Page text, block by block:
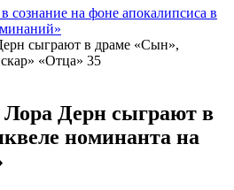
на фоне апокалипсиса в
Дерн сыграют в
номинанта на